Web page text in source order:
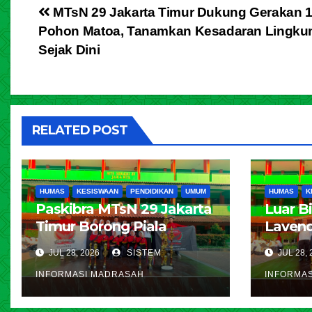
MTsN 29 Jakarta Timur Dukung Gerakan
Pohon Matoa, Tanamkan Kesadaran
Sejak Dini
RELATED POST
HUMAS KESISWAAN PENDIDIKAN UMUM
Paskibra MTsN 29 Jakarta
Timur Borong Piala
Bergilir di Pradisma
Competition 2026 MAN 4
Jakarta
JUL 28, 2026 SISTEM
INFORMASI MADRASAH
HUMAS
Luar
JUL 28,